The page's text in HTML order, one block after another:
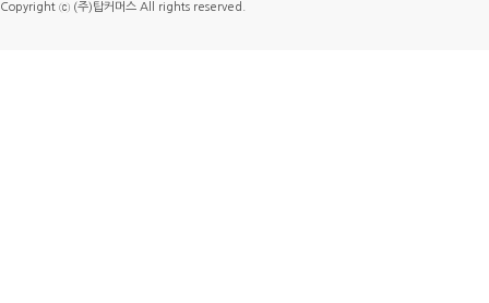
Copyright ⓒ (주)탑커머스 All rights reserved.